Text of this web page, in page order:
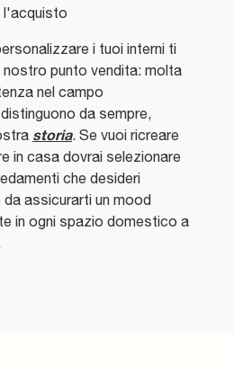
l'acquisto
i tuoi interni ti
punto vendita: molta
nel campo
da sempre,
storia. Se vuoi ricreare
in casa dovrai selezionare
che desideri
assicurarti un mood
in ogni spazio domestico a